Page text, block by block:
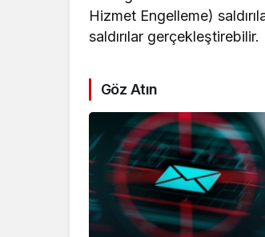
Hizmet Engelleme)
saldırılar gerçekleştirebilir.
Göz Atın